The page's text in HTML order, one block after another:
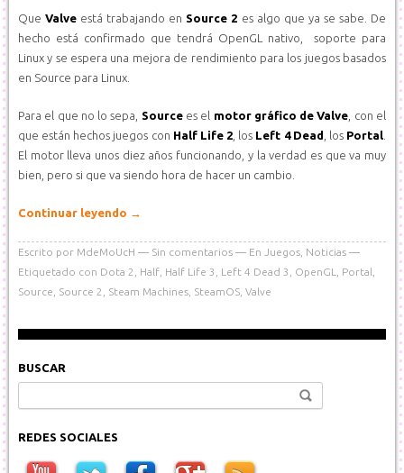
QueValve está trabajando en Source 2 es algo que ya se sabe. De
hecho está confirmado que tendrá OpenGL nativo, soporte para
Linux y se espera una mejora de rendimiento para los juegos basados
en Source para Linux.
Para el que no lo sepa, Sourcees el motor gráfico de Valve , con el
que están hechos juegos con Half Life 2 , los Left 4 Dead , los Portal
El motor lleva unos diez años funcionando, y la verdad es que va muy
bien, pero si que va siendo hora de hacer un cambio.
Continuar leyendo →
Escrito por MdeMoUcH Sin comentarios En Juegos Noticias
Etiquetado con Dota 2 Half Half Life 3 Left 4 Dead 3 OpenGL Portal
Source
Source 2 Steam Machines SteamOS Valve
BUSCAR
REDES SOCIALES